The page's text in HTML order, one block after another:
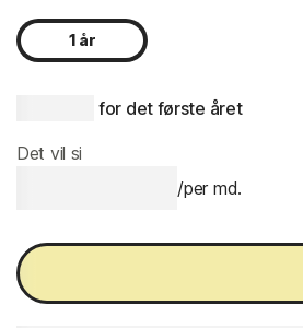
1 år
for det første året
Det vil si
kr 175,00/per md.